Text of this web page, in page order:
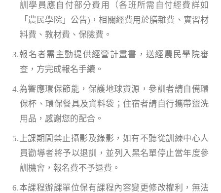
訓學員應自付部分費用（各班所需自付經費詳如
「農民學院」公告)，相關經費用於膳雜費、實習材
料費、教材費、保險費。
3.報名者需主動提供經營計畫書，送經農民學院審
查，方完成報名手續。
4.為響應環保節能，保護地球資源，參訓者請自備環
保杯、環保餐具及資料袋；住宿者請自行攜帶盥洗
用品，感謝您的配合。
5.上課期間禁止攝影及錄影，如有不聽從訓練中心人
員勸導者將予以退訓，並列入黑名單停止當年度參
訓機會，報名費不予退費。
6.本課程辦課單位保有課程內容變更修改權利，無法